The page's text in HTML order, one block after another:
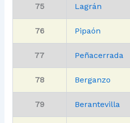
75 Lagrán
76 Pipaón
77 Peñacerrada
78 Berganzo
79 Berantevilla